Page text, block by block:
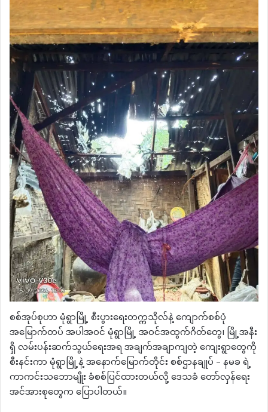
စစ်အုပ်စုဟာ မုံရွာမြို့ စီးပွားရေးတက္ကသိုလ်နဲ့ ကျောက်စစ်ပုံ
အမြောက်တပ် အပါအဝင် မုံရွာမြို့ အဝင်အထွက်ဂိတ်တွေ၊ မြို့အနီး
ရှိ လမ်းပန်းဆက်သွယ်ရေးအရ အချက်အချာကျတဲ့ ကျေးရွာတွေကို
စီးနင်းကာ မုံရွာမြို့နဲ့ အနောက်မြောက်တိုင်း စစ်ဌာနချုပ် – နမခ ရဲ့
ကာကင်းသဘောမျိုး ခံစစ်ပြင်ထားတယ်လို့ ဒေသခံ တော်လှန်ရေး
အင်အားစုတွေက ပြောပါတယ်။